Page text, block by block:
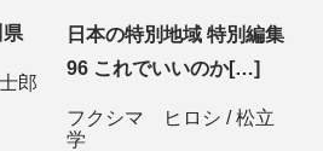
県
郎
日本の特別地域 特別編集
96 これでいいのか[…]
フクシマ ヒロシ / 松立
学